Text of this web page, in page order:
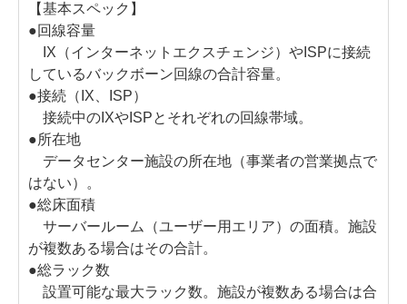
【基本スペック】
●回線容量
IX（インターネットエクスチェンジ）やISPに接続
しているバックボーン回線の合計容量。
●接続（IX、ISP）
接続中のIXやISPとそれぞれの回線帯域。
●所在地
データセンター施設の所在地（事業者の営業拠点で
はない）。
●総床面積
サーバールーム（ユーザー用エリア）の面積。施設
が複数ある場合はその合計。
●総ラック数
設置可能な最大ラック数。施設が複数ある場合は合